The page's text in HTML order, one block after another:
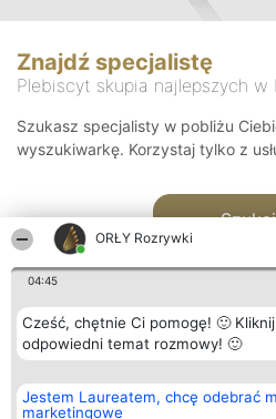
ORŁY Rozrywki
04:45
Cześć, chętnie Ci pomogę! 🙂
odpowiedni temat rozmowy! 🙂
Jestem Laureatem, chcę odebrać
marketingowe
Znajdź specjalistę
Plebiscyt skupia najlepszych w
Szukasz specjalisty w pobliżu
wyszukiwarkę. Korzystaj tylko z
Szukaj
Organizator plebiscytu
Bright Side Solutions sp. z o.
o. sp. k.
Plebiscyt
Laureaci